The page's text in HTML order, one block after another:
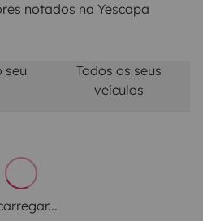
notados na Yescapa
seu
Todos os seus
veículos